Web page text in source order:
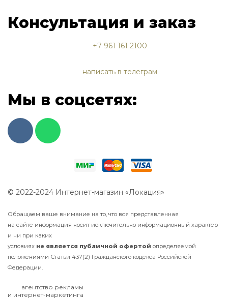
Консультация и заказ
+7 961 161 2100
написать в телеграм
Мы в соцсетях:
© 2022-2024 Интернет-магазин «Локация»
Обращаем ваше внимание на то, что вся представленная
на сайте информация носит исключительно информационный характер
и ни при каких
условиях не является публичной офертой определяемой
положениями Статьи 437(2) Гражданского кодекса Российской
Федерации.
агентство рекламы
и интернет-маркетинга